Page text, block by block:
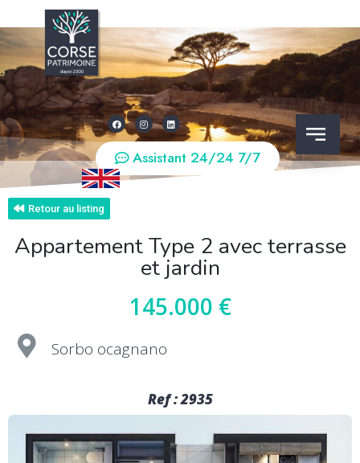
Assistant 24/24 7/7
Retour au listing
Appartement Type 2 avec terrasse
et jardin
145.000 €
Sorbo ocagnano
Ref : 2935